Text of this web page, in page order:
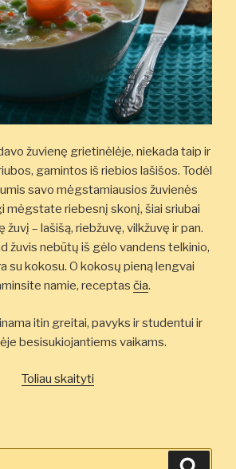
žuvienę grietinėlėje, niekada taip ir
gamintos iš riebios lašišos. Todėl
savo mėgstamiausios žuvienės
mėgstate riebesnį skonį, šiai sriubai
žuvį – lašišą, riebžuvę, vilkžuvę ir pan.
žuvis nebūtų iš gėlo vandens telkinio,
su kokosu. O kokosų pieną lengvai
namie, receptas čia.
itin greitai, pavyks ir studentui ir
besisukiojantiems vaikams.
Toliau skaityti„Kokosinė